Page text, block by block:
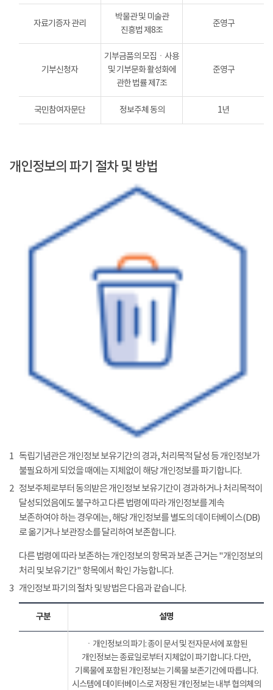
자료기증자 관리
박물관 및 미술관
진흥법 제8조
준영구
기부신청자
기부금품의 모집ㆍ사용
및 기부문화 활성화에
관한 법률 제7조
준영구
국민참여자문단 정보주체 동의 1년
개인정보의 파기 절차 및 방법
1 독립기념관은 개인정보 보유기간의 경과, 처리목적 달성 등 개인정보가
불필요하게 되었을 때에는 지체없이 해당 개인정보를 파기합니다.
2 정보주체로부터 동의받은 개인정보 보유기간이 경과하거나 처리목적이
달성되었음에도 불구하고 다른 법령에 따라 개인정보를 계속
보존하여야 하는 경우에는, 해당 개인정보를 별도의 데이터베이스(DB)
로 옮기거나 보관장소를 달리하여 보존합니다.
다른 법령에 따라 보존하는 개인정보의 항목과 보존 근거는 "개인정보의
처리 및 보유기간" 항목에서 확인 가능합니다.
3 개인정보 파기의 절차 및 방법은 다음과 같습니다.
구분 설명
ㆍ개인정보의 파기: 종이 문서 및 전자문서에 포함된
개인정보는 종료일로부터 지체없이 파기합니다. 다만,
기록물에 포함된 개인정보는 기록물 보존기간에 따릅니다.
시스템에 데이터베이스로 저장된 개인정보는 내부 협의체의